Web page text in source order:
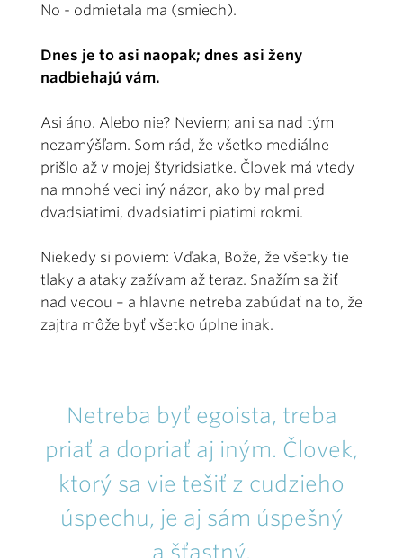
No - odmietala ma (smiech).
Dnes je to asi naopak; dnes asi ženy
nadbiehajú vám.
Asi áno. Alebo nie? Neviem; ani sa nad tým
nezamýšľam. Som rád, že všetko mediálne
prišlo až v mojej štyridsiatke. Človek má vtedy
na mnohé veci iný názor, ako by mal pred
dvadsiatimi, dvadsiatimi piatimi rokmi.
Niekedy si poviem: Vďaka, Bože, že všetky tie
tlaky a ataky zažívam až teraz. Snažím sa žiť
nad vecou – a hlavne netreba zabúdať na to, že
zajtra môže byť všetko úplne inak.
Netreba byť egoista, treba
priať a dopriať aj iným. Človek,
ktorý sa vie tešiť z cudzieho
úspechu, je aj sám úspešný
a šťastný.